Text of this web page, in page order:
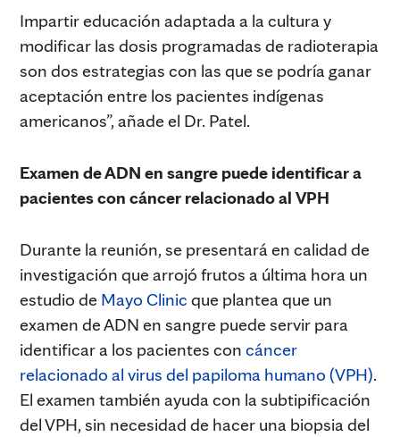
Impartir educación adaptada a la cultura y
modificar las dosis programadas de radioterapia
son dos estrategias con las que se podría ganar
aceptación entre los pacientes indígenas
americanos”, añade el Dr. Patel.
Examen de ADN en sangre puede identificar a
pacientes con cáncer relacionado al VPH
Durante la reunión, se presentará en calidad de
investigación que arrojó frutos a última hora un
estudio de Mayo Clinic que plantea que un
examen de ADN en sangre puede servir para
identificar a los pacientes con cáncer
relacionado al virus del papiloma humano (VPH).
El examen también ayuda con la subtipificación
del VPH, sin necesidad de hacer una biopsia del